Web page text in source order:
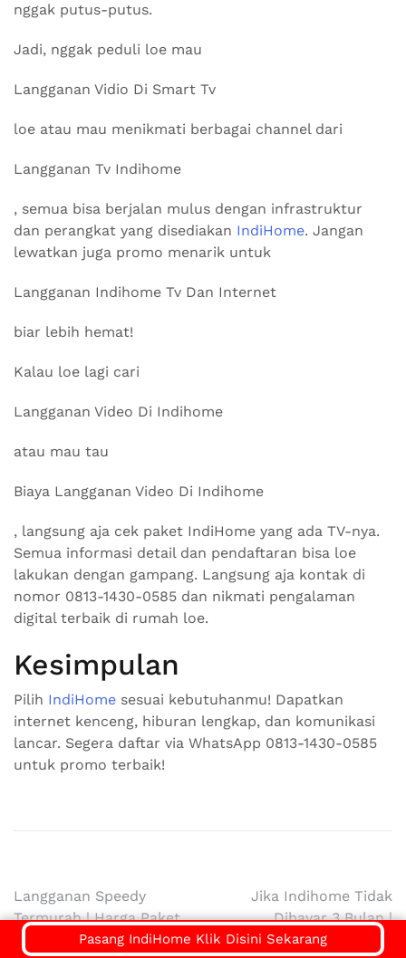
nggak putus-putus.
Jadi, nggak peduli loe mau
Langganan Vidio Di Smart Tv
loe atau mau menikmati berbagai channel dari
Langganan Tv Indihome
, semua bisa berjalan mulus dengan infrastruktur
dan perangkat yang disediakan IndiHome. Jangan
lewatkan juga promo menarik untuk
Langganan Indihome Tv Dan Internet
biar lebih hemat!
Kalau loe lagi cari
Langganan Video Di Indihome
atau mau tau
Biaya Langganan Video Di Indihome
, langsung aja cek paket IndiHome yang ada TV-nya.
Semua informasi detail dan pendaftaran bisa loe
lakukan dengan gampang. Langsung aja kontak di
nomor 0813-1430-0585 dan nikmati pengalaman
digital terbaik di rumah loe.
Kesimpulan
Pilih IndiHome sesuai kebutuhanmu! Dapatkan
internet kenceng, hiburan lengkap, dan komunikasi
lancar. Segera daftar via WhatsApp 0813-1430-0585
untuk promo terbaik!
Navigasi
pos
Langganan Speedy
Termurah | Harga Paket
Pasang WiFi IndiHome
Jika Indihome Tidak
Dibayar 3 Bulan |
IndiHome Jakarta Timur |
Pasang IndiHome Klik Disini Sekarang